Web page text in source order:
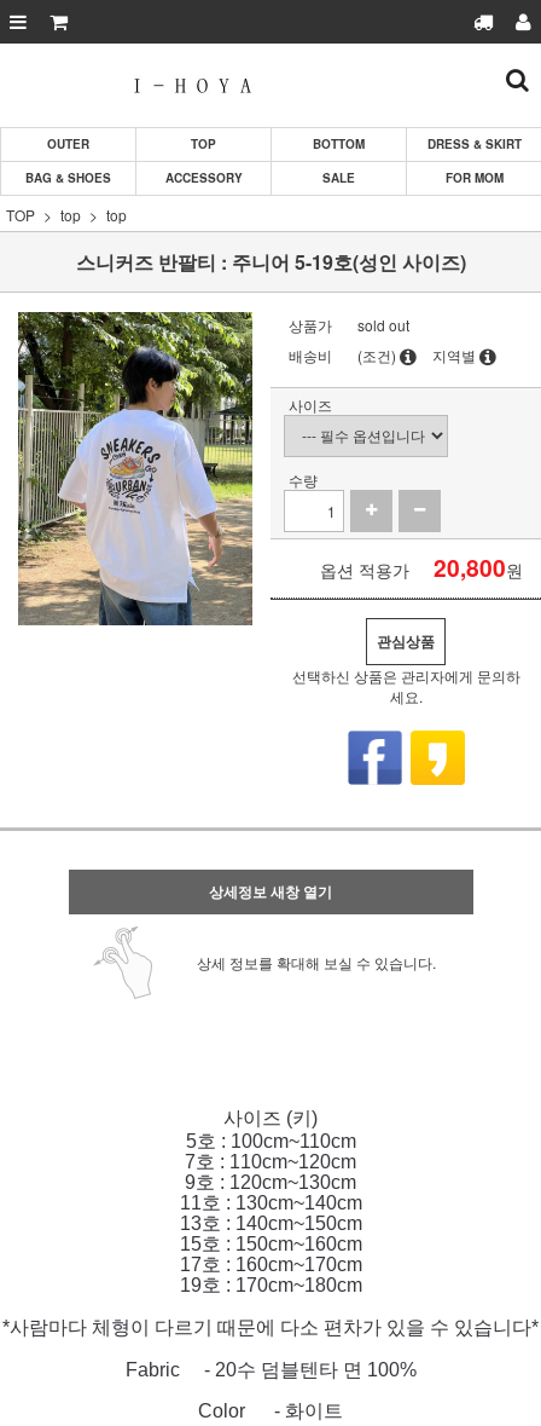
OUTER TOP BOTTOM
DRESS & SKIRT
BAG & SHOES
ACCESSORY SALE FOR MOM
TOP top top
스니커즈 반팔티 : 주니어 5-19호(성인 사이즈)
상품가
sold out
배송비
(조건) 지역별
사이즈
수량
옵션 적용가 20,800원
관심상품
선택하신 상품은 관리자에게 문의하
세요.
상세정보 새창 열기
상세 정보를 확대해 보실 수 있습니다.
사이즈 (키)
5호 : 100cm~110cm
7호 : 110cm~120cm
9호 : 120cm~130cm
11호 : 130cm~140cm
13호 : 140cm~150cm
15호 : 150cm~160cm
17호 : 160cm~170cm
19호 : 170cm~180cm
*사람마다 체형이 다르기 때문에 다소 편차가 있을 수 있습니다*
Fabric - 20수 덤블텐타 면 100%
Color - 화이트